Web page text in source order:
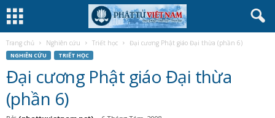
Trang chủ Nghiên cứu Triết học Đại cương Phật giáo Đại thừa (phần 6)
NGHIÊN CỨU TRIẾT HỌC
Đại cương Phật giáo Đại thừa
(phần 6)